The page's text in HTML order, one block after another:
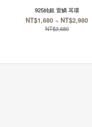
925純銀 雷鱗 耳環
NT$1,680 ~ NT$2,980
NT$3,680